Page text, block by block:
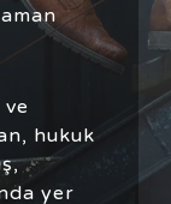
hukuk
yer